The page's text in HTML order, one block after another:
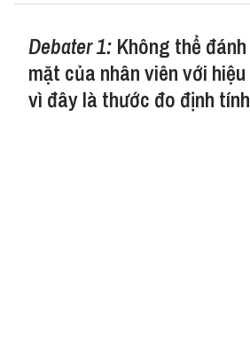
Debater 1: Không thể
mặt của nhân viên với
vì đây là thước đo định